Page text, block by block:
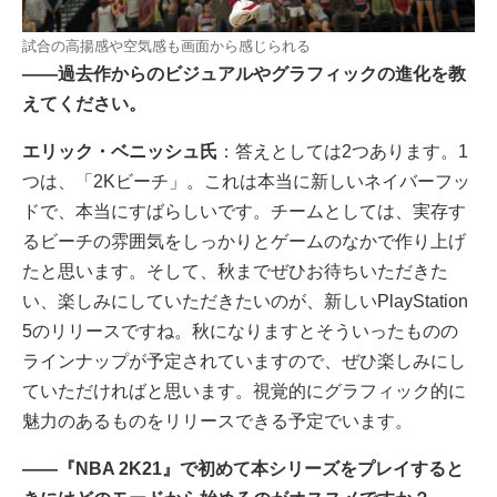
試合の高揚感や空気感も画面から感じられる
――過去作からのビジュアルやグラフィックの進化を教
えてください。
エリック・ベニッシュ氏 ：答えとしては2つあります。1
つは、「2Kビーチ」。これは本当に新しいネイバーフッ
ドで、本当にすばらしいです。チームとしては、実存す
るビーチの雰囲気をしっかりとゲームのなかで作り上げ
たと思います。そして、秋までぜひお待ちいただきた
い、楽しみにしていただきたいのが、新しいPlayStation
5のリリースですね。秋になりますとそういったものの
ラインナップが予定されていますので、ぜひ楽しみにし
ていただければと思います。視覚的にグラフィック的に
魅力のあるものをリリースできる予定でいます。
――『NBA 2K21』で初めて本シリーズをプレイすると